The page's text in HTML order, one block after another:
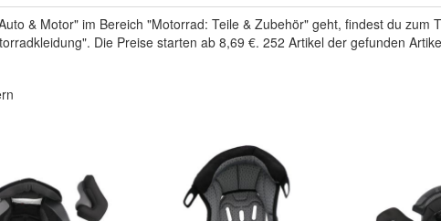
& Motor" im Bereich "Motorrad: Teile & Zubehör" geht, findest du
Die Preise starten ab 8,69 €. 252 Artikel der gefunden